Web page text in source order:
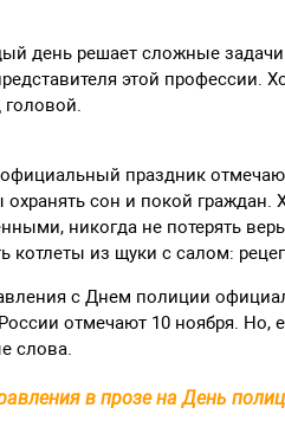
день решает сложные
этой профессии.
головой.
официальный праздник
охранять сон и покой
никогда не потерять
котлеты из щуки с салом:
с Днем полиции
отмечают 10 ноября. Но,
слова.
в прозе на День